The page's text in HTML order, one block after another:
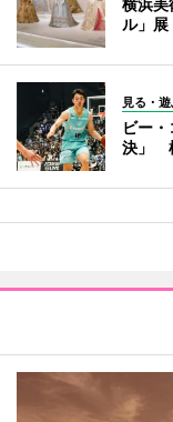
ル」
見る・
ビー
決」